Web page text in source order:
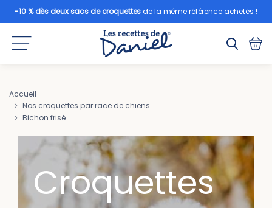
-10 % dès deux sacs de croquettesde la même référence achetés !
Accueil
Nos croquettes par race de chiens
Bichon frisé
Croquettes